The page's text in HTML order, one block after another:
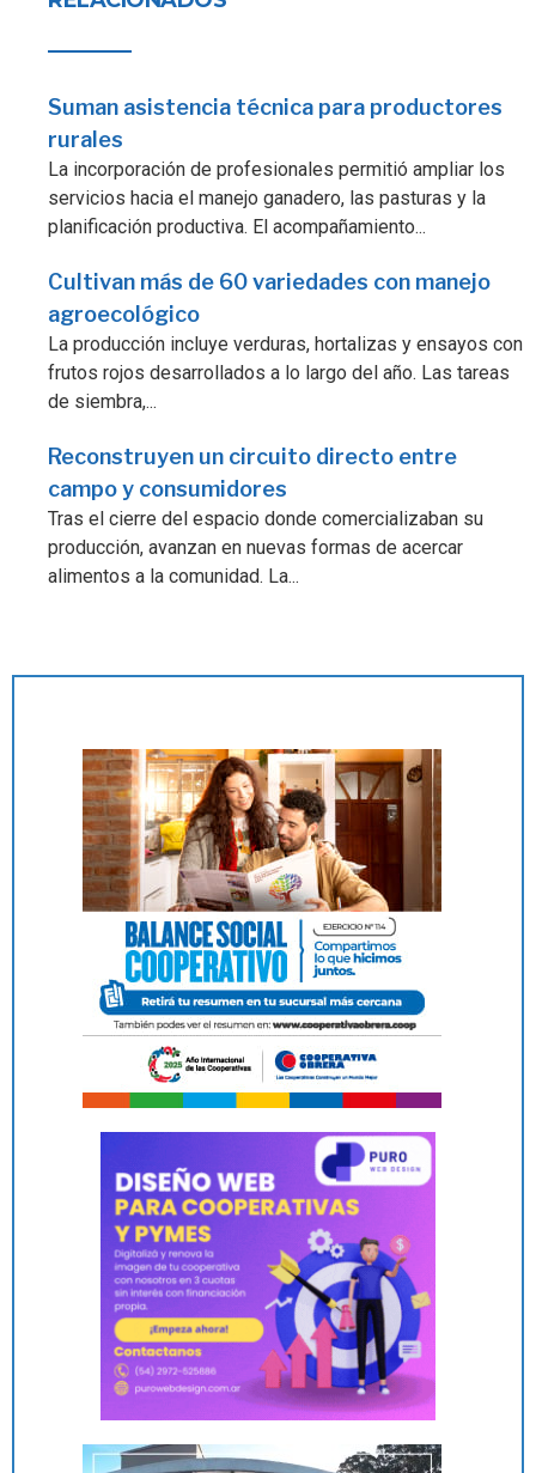
Suman asistencia técnica para productores
rurales
La incorporación de profesionales permitió ampliar los
servicios hacia el manejo ganadero, las pasturas y la
planificación productiva. El acompañamiento...
Cultivan más de 60 variedades con manejo
agroecológico
La producción incluye verduras, hortalizas y ensayos con
frutos rojos desarrollados a lo largo del año. Las tareas
de siembra,...
Reconstruyen un circuito directo entre
campo y consumidores
Tras el cierre del espacio donde comercializaban su
producción, avanzan en nuevas formas de acercar
alimentos a la comunidad. La...